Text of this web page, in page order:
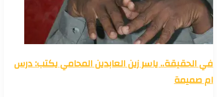
في الحقيقة.. ياسر زين العابدين المحامي يكتب: درس
ام صميمة